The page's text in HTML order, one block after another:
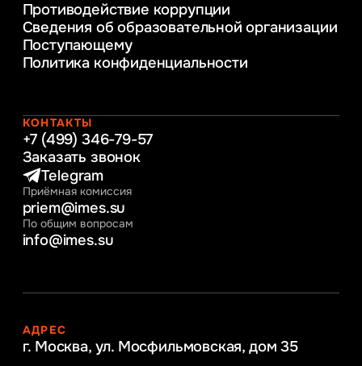
Уголовное право
Информационные технологии в бизнесе
Информационное и программное
обеспечение бизнес процессов
Начальное образование
Интернет-маркетинг
Противодействие коррупции
Сведения об образовательной организации
Поступающему
Политика конфиденциальности
КОНТАКТЫ
+7 (499) 346-79-57
Заказать звонок
Telegram
Приёмная комиссия
priem@imes.su
По общим вопросам
info@imes.su
АДРЕС
г. Москва, ул. Мосфильмовская, дом 35